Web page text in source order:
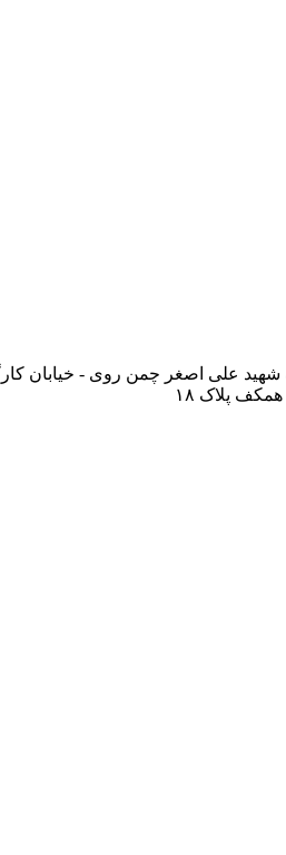
اصغر چمن روی - خیابان کارگر - پلاک : 827
پلاک ۱۸